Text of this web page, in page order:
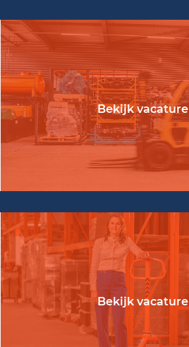
Bekijk vacature
Bekijk vacature